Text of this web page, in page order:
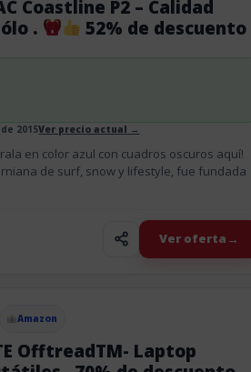
Coastline P2 – Calidad
.
52% de descuento
2015Ver precio actual →
en color azul con cuadros oscuros aquí!
de surf, snow y lifestyle, fue fundada
Ver oferta
Amazon
OfftreadTM- Laptop